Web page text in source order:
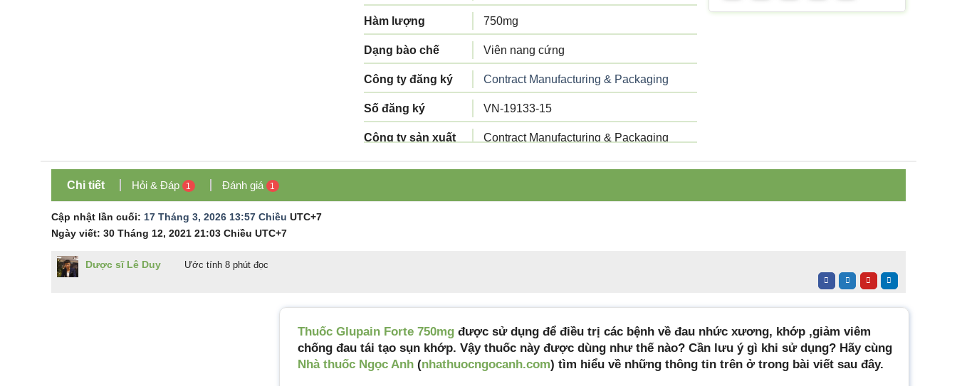
Hàm lượng 750mg
Dạng bào chế Viên nang cứng
Công ty đăng ký Contract Manufacturing & Packaging
Số đăng ký VN-19133-15
Công ty sản xuất Contract Manufacturing & Packaging
Tiêu chuẩn sản
Tiêu chuẩn nhà sản xuất
Chi tiết Hỏi & Đáp 1 Đánh giá 1
Cập nhật lần cuối: 17 Tháng 3, 2026 13:57 Chiều UTC+7
Ngày viết: 30 Tháng 12, 2021 21:03 Chiều UTC+7
Dược sĩ Lê Duy Ước tính 8 phút đọc
Thuốc Glupain Forte 750mg được sử dụng để điều trị các bệnh về đau nhức xương, khớp ,giảm viêm
chống đau tái tạo sụn khớp. Vậy thuốc này được dùng như thế nào? Cần lưu ý gì khi sử dụng? Hãy cùng
Nhà thuốc Ngọc Anh (nhathuocngocanh.com) tìm hiểu về những thông tin trên ở trong bài viết sau đây.